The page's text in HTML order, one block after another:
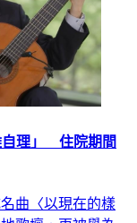
自理」 住院期間
曲〈以現在的樣